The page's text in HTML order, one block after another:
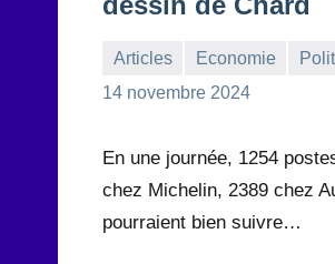
Articles Economie
14 novembre 2024
la
Aucun
En une journée, 1254
chez Michelin, 2389 chez
pourraient bien suivre…